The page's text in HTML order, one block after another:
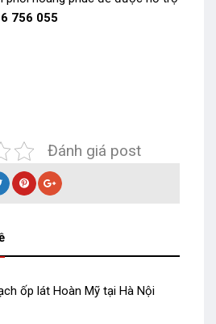
756 055
Đánh giá post
ốp lát Hoàn Mỹ tại Hà Nội